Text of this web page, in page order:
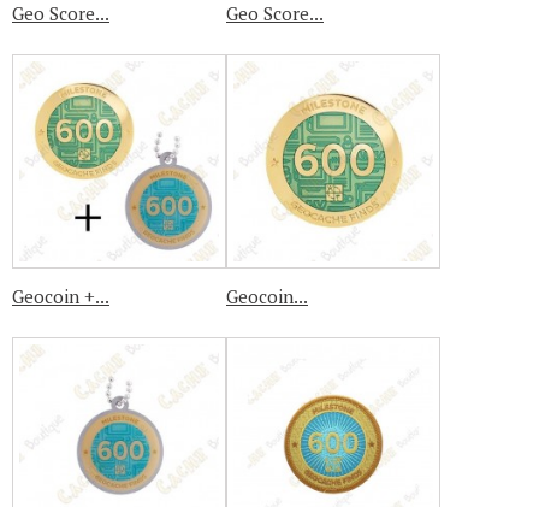
Geo Score... Geo Score...
Geocoin +... Geocoin...